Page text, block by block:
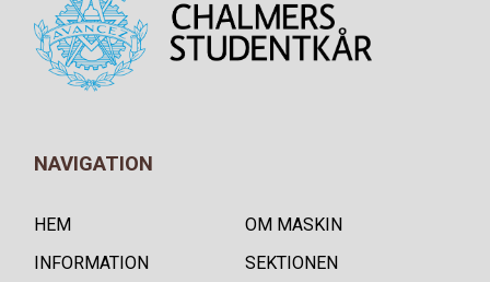
NAVIGATION
HEM
OM MASKIN
INFORMATION
SEKTIONEN